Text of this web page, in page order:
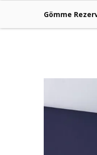
Gömme